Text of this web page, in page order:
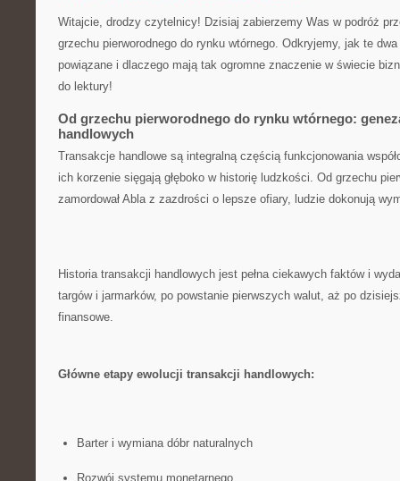
Witajcie, drodzy czytelnicy! Dzisiaj zabierzemy Was w podróż
grzechu ‌pierworodnego do rynku wtórnego. Odkryjemy, jak te
powiązane i dlaczego mają ​tak ogromne ⁢znaczenie w świecie
do ‌lektury!
Od grzechu pierworodnego do rynku wtórnego:
handlowych
Transakcje ⁤handlowe są integralną częścią funkcjonowania
ich korzenie sięgają głęboko w​ historię ludzkości. Od‌ grzechu
zamordował Abla z ​zazdrości o lepsze ‍ofiary, ⁣ludzie dokonują‌
Historia transakcji handlowych jest pełna ‍ciekawych faktów i
targów⁤ i jarmarków, po powstanie pierwszych walut, ​aż po
finansowe.
Główne etapy ewolucji transakcji handlowych:
Barter i wymiana dóbr‍ naturalnych
Rozwój systemu monetarnego